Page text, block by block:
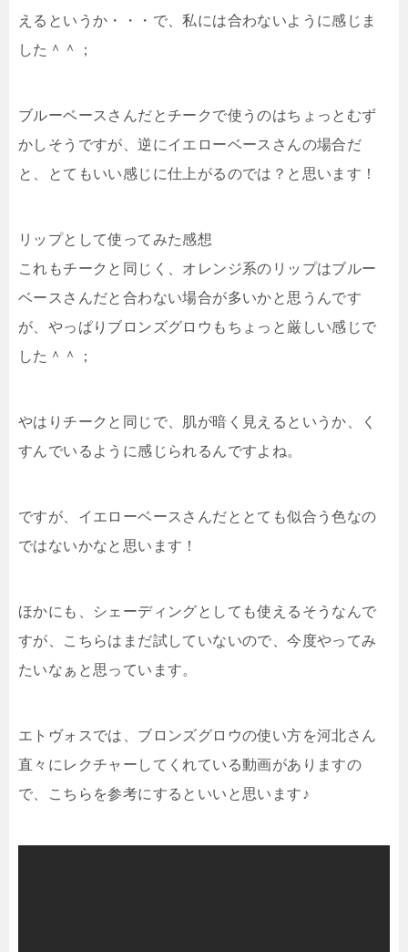
える というか・・・で、私には合わないように感じま
した＾＾；
ブルーベースさんだとチークで使うのはちょっとむず
かしそうですが、逆にイエローベースさんの場合だ
と、とてもいい感じに仕上がるのでは？ と思います！
リップとして使ってみた感想
これもチークと同じく、オレンジ系のリップはブルー
ベースさんだと合わない場合が多いかと思うんです
が、やっぱり ブロンズグロウもちょっと厳しい感じで
した＾＾；
やはりチークと同じで、肌が暗く見えるというか、く
すんでいるように感じられるんですよね。
ですが、 イエローベースさんだととても似合う色なの
ではないかなと思います！
ほかにも、シェーディングとしても使えるそうなんで
すが、こちらはまだ試していないので、今度やってみ
たいなぁと思っています。
エトヴォスでは、ブロンズグロウの使い方を河北さん
直々にレクチャーしてくれている動画がありますの
で、こちらを参考にするといいと思います♪